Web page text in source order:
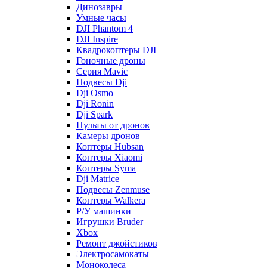
Динозавры
Умные часы
DJI Phantom 4
DJI Inspire
Квадрокоптеры DJI
Гоночные дроны
Серия Mavic
Подвесы Dji
Dji Osmo
Dji Ronin
Dji Spark
Пульты от дронов
Камеры дронов
Коптеры Hubsan
Коптеры Xiaomi
Коптеры Syma
Dji Matrice
Подвесы Zenmuse
Коптеры Walkera
Р/У машинки
Игрушки Bruder
Xbox
Ремонт джойстиков
Электросамокаты
Моноколеса